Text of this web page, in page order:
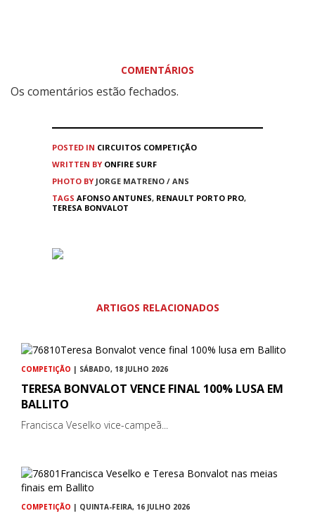
COMENTÁRIOS
Os comentários estão fechados.
POSTED IN CIRCUITOS COMPETIÇÃO
WRITTEN BY ONFIRE SURF
PHOTO BY JORGE MATRENO / ANS
TAGS AFONSO ANTUNES, RENAULT PORTO PRO,
TERESA BONVALOT
ARTIGOS RELACIONADOS
COMPETIÇÃO | SÁBADO, 18 JULHO 2026
TERESA BONVALOT VENCE FINAL 100% LUSA EM
BALLITO
Francisca Veselko vice-campeã...
COMPETIÇÃO | QUINTA-FEIRA, 16 JULHO 2026